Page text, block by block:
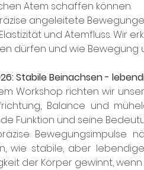
Atem schaffen können.
angeleitete
und Atemfluss. Wir
dürfen und wie Bewegung
Stabile Beinachsen -
Workshop richten wir
Balance und
Funktion und seine
Bewegungsimpulse
wie stabile, aber
der Körper gewinnt,